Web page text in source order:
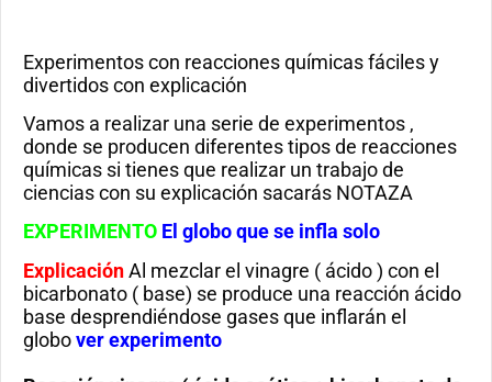
Experimentos con reacciones químicas fáciles y
divertidos con explicación
Vamos a realizar una serie de experimentos ,
donde se producen diferentes tipos de reacciones
químicas si tienes que realizar un trabajo de
ciencias con su explicación sacarás NOTAZA
EXPERIMENTO El globo que se infla solo
ExplicaciónAl mezclar el vinagre ( ácido ) con el
bicarbonato ( base) se produce una reacción ácido
base desprendiéndose gases que inflarán el
globover experimento